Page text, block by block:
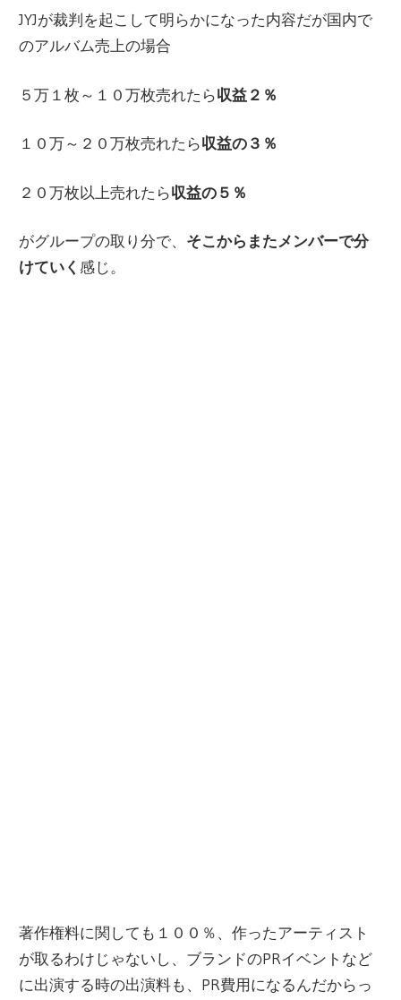
JYJが裁判を起こして明らかになった内容だが国内で
のアルバム売上の場合
５万１枚～１０万枚売れたら収益２％
１０万～２０万枚売れたら収益の３％
２０万枚以上売れたら収益の５％
がグループの取り分で、 そこからまたメンバーで分
けていく 感じ。
著作権料に関しても１００％、作ったアーティスト
が取るわけじゃないし、ブランドのPRイベントなど
に出演する時の出演料も、PR費用になるんだからっ